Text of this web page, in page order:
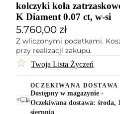
kolczyki koła
K Diament 0.07 ct, w-si
5.760,00 zł
Z wliczonymi podatkami.
przy realizacji zakupu.
☆ Twoja Lista Życzeń
OCZEKIWANA DOSTAWA
Dostępny w magazynie -
Oczekiwana dostawa: środa,
sierpnia